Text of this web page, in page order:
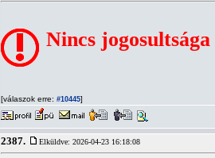
Nincs
[válaszok erre: #10445]
2387. Elküldve: 2026-04-23 16:18:08